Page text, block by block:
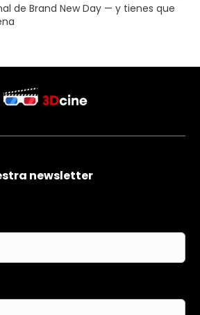
de Brand New Day — y tienes que
newsletter